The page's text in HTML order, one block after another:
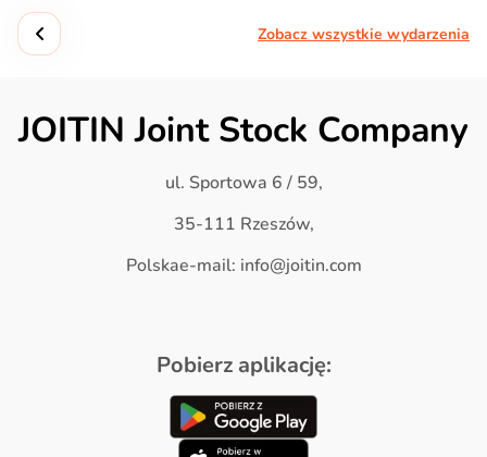
Zobacz wszystkie wydarzenia
JOITIN Joint Stock Company
ul. Sportowa 6 / 59,
35-111 Rzeszów,
Polskae-mail: info@joitin.com
Pobierz aplikację: